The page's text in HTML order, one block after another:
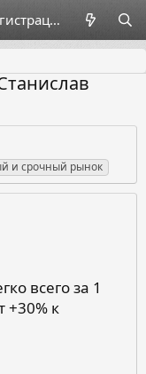
Регистрация
и срочный рынок
всего за 1
+30% к